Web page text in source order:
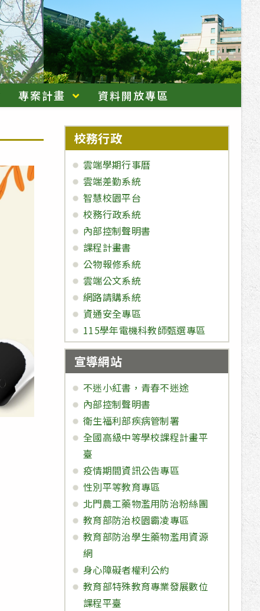
專案計畫 資料開放專區
校務行政
雲端學期行事曆
雲端差勤系統
智慧校園平台
校務行政系統
內部控制聲明書
課程計畫書
公物報修系統
雲端公文系統
網路請購系統
資通安全專區
115學年電機科教師甄選專區
宣導網站
不迷小紅書，青春不迷途
內部控制聲明書
衛生福利部疾病管制署
全國高級中等學校課程計畫平
臺
疫情期間資訊公告專區
性別平等教育專區
北門農工藥物濫用防治粉絲團
教育部防治校園霸凌專區
教育部防治學生藥物濫用資源
網
身心障礙者權利公約
教育部特殊教育專業發展數位
課程平臺